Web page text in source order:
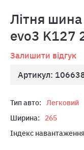
Літня
evo3 K127
Залишити відгук
Артикул:
Тип авто: Легковий
Ширина:
265
Індекс